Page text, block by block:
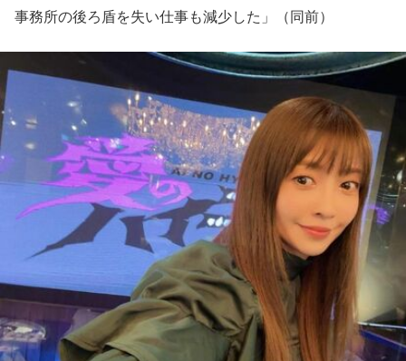
事務所の後ろ盾を失い仕事も減少した」（同前）